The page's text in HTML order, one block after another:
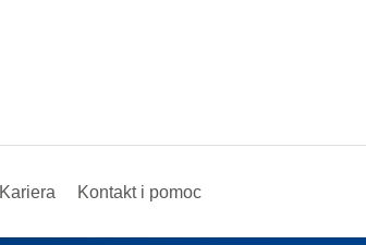
Kariera Kontakt i pomoc